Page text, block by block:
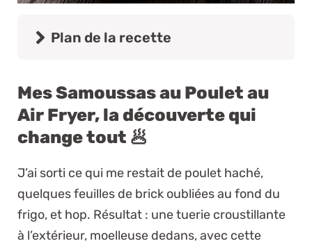
Plan de la recette
Mes Samoussas au Poulet au
Air Fryer, la découverte qui
change tout 🥟
J’ai sorti ce qui me restait de poulet haché,
quelques feuilles de brick oubliées au fond du
frigo, et hop. Résultat : une tuerie croustillante
à l’extérieur, moelleuse dedans, avec cette